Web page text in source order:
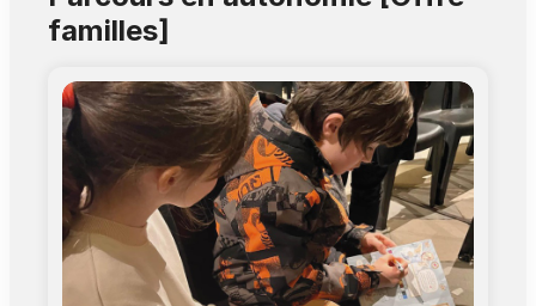
di questo monumento eccezionale.
Informazioni pratiche : > ingresso : allée
persone > durata : 1 ora > le visite partono agli
orari indicati, si raccomanda la massima
puntualità > dai 12 anni > il prezzo include la
visita guidata e l'ingresso al monumento
familles]